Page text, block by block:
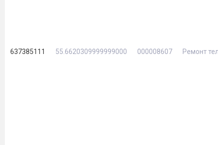
637385111 55.6620309999999000 000008607 Ремонт